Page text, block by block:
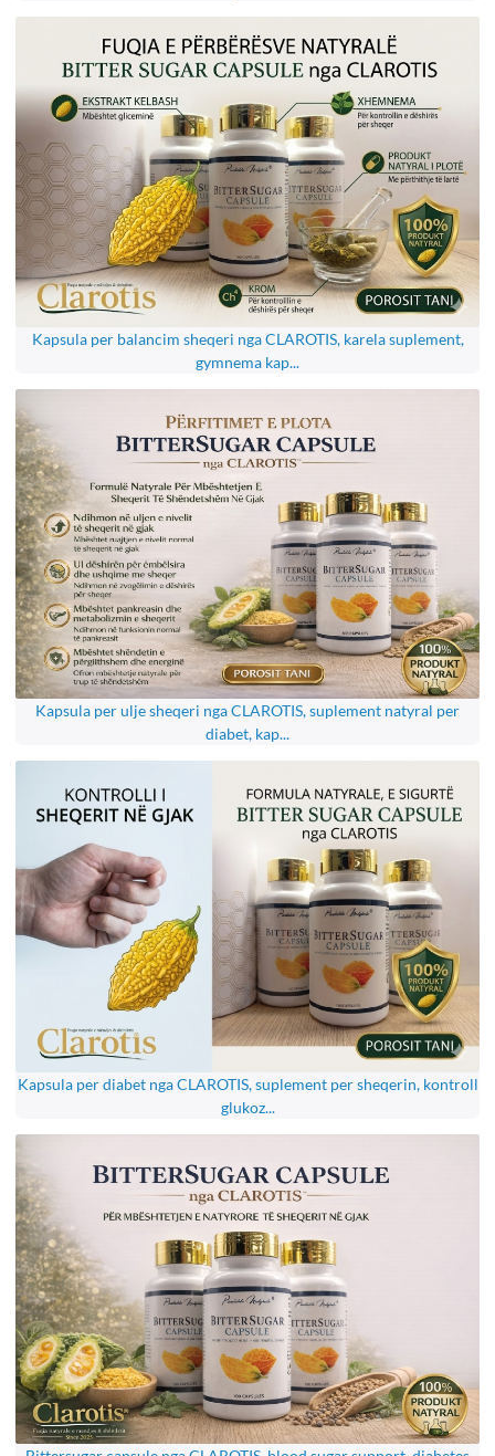
Kapsula per balancim sheqeri nga CLAROTIS, karela suplement,
gymnema kap...
Kapsula per ulje sheqeri nga CLAROTIS, suplement natyral per
diabet, kap...
Kapsula per diabet nga CLAROTIS, suplement per sheqerin, kontroll
glukoz...